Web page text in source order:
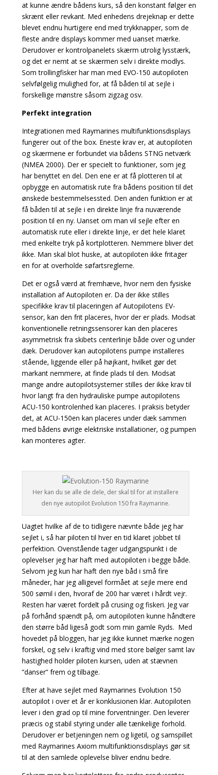
at kunne ændre bådens kurs, så den konstant følger en
skrænt eller revkant. Med enhedens drejeknap er dette
blevet endnu hurtigere end med trykknapper, som de
fleste andre displays kommer med uanset mærke.
Derudover er kontrolpanelets skærm utrolig lysstærk,
og det er nemt at se skærmen selv i direkte modlys.
Som trollingfisker har man med EVO-150 autopiloten
selvfølgelig mulighed for, at få båden til at sejle i
forskellige mønstre såsom zigzag osv.
Perfekt integration
Integrationen med Raymarines multifunktionsdisplays
fungerer out of the box. Eneste krav er, at autopiloten
og skærmene er forbundet via bådens STNG netværk
(NMEA 2000). Der er specielt to funktioner, som jeg
har benyttet en del. Den ene er at få plotteren til at
opbygge en automatisk rute fra bådens position til det
ønskede bestemmelsessted. Den anden funktion er at
få båden til at sejle i en direkte linje fra nuværende
position til en ny. Uanset om man vil sejle efter en
automatisk rute eller i direkte linje, er det hele klaret
med enkelte tryk på kortplotteren. Nemmere bliver det
ikke. Man skal blot huske, at autopiloten ikke fritager
en for at overholde søfartsreglerne.
Det er også værd at fremhæve, hvor nem den fysiske
installation af Autopiloten er. Da der ikke stilles
specifikke krav til placeringen af Autopilotens EV-
sensor, kan den frit placeres, hvor der er plads. Modsat
konventionelle retningssensorer kan den placeres
asymmetrisk fra skibets centerlinje både over og under
dæk. Derudover kan autopilotens pumpe installeres
stående, liggende eller på højkant, hvilket gør det
markant nemmere, at finde plads til den. Modsat
mange andre autopilotsystemer stilles der ikke krav til
hvor langt fra den hydrauliske pumpe autopilotens
ACU-150 kontrolenhed kan placeres. I praksis betyder
det, at ACU-150en kan placeres under dæk sammen
med bådens øvrige elektriske installationer, og pumpen
kan monteres agter.
Her kan du se alle de dele, der skal til for at installere
den nye autopilot Evolution 150 fra Raymarine.
Uagtet hvilke af de to tidligere nævnte både jeg har
sejlet i, så har piloten til hver en tid klaret jobbet til
perfektion. Ovenstående tager udgangspunkt i de
oplevelser jeg har haft med autopiloten i begge både.
Selvom jeg kun har haft den nye båd i små fire
måneder, har jeg alligevel formået at sejle mere end
500 sømil i den, hvoraf de 200 har været i hårdt vejr.
Resten har været fordelt på crusing og fiskeri. Jeg var
på forhånd spændt på, om autopiloten kunne håndtere
den større båd ligeså godt som min gamle Ryds. Med
hovedet på bloggen, har jeg ikke kunnet mærke nogen
forskel, og selv i kraftig vind med store bølger samt lav
hastighed holder piloten kursen, uden at stævnen
”danser” frem og tilbage.
Efter at have sejlet med Raymarines Evolution 150
autopilot i over et år er konklusionen klar. Autopiloten
lever i den grad op til mine forventninger. Den leverer
præcis og stabil styring under alle tænkelige forhold.
Derudover er betjeningen nem og ligetil, og samspillet
med Raymarines Axiom multifunktionsdisplays gør sit
til at den samlede oplevelse bliver endnu bedre.